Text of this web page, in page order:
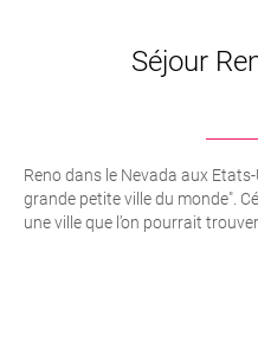
Séjour
Reno dans le Nevada aux
grande petite ville du monde".
une ville que l’on pourrait